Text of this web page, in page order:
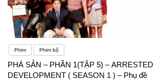
Phim Phim bộ
PHÁ SẢN – PHẦN 1(TẬP 5) – ARRESTED
DEVELOPMENT ( SEASON 1 ) – Phụ đề